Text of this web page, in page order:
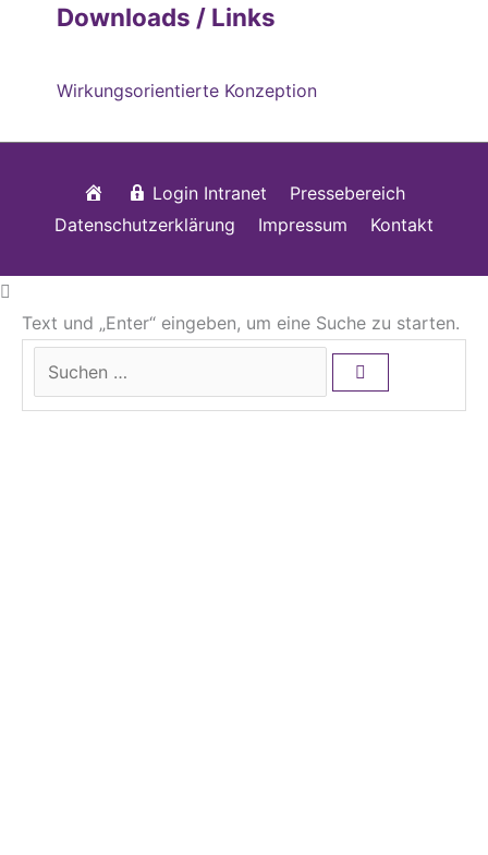
Downloads / Links
Wirkungsorientierte Konzeption
StartseiteLogin Intranet
Pressebereich
Datenschutzerklärung
Impressum Kontakt
Text und „Enter“ eingeben, um eine Suche zu starten.